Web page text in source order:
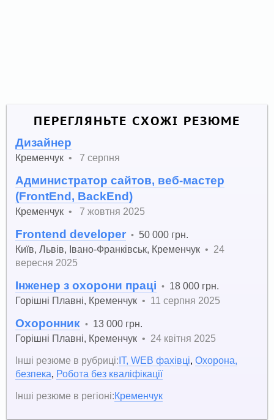
ПЕРЕГЛЯНЬТЕ СХОЖІ РЕЗЮМЕ
Дизайнер
Кременчук • 7 серпня
Администратор сайтов, веб-мастер
(FrontEnd, BackEnd)
Кременчук • 7 жовтня 2025
Frontend developer • 50 000 грн.
Київ,Львів, Івано-Франківськ, Кременчук • 24
вересня 2025
Інженер з охорони праці • 18 000 грн.
Горішні Плавні, Кременчук • 11 серпня 2025
Охоронник • 13 000 грн.
Горішні Плавні, Кременчук • 24 квітня 2025
Інші резюме в рубриці:IT, WEB фахівці,Охорона,
безпека, Робота без кваліфікації
Інші резюме в регіоні:Кременчук